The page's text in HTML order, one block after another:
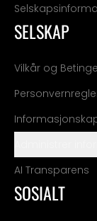
SELSKAP
Vilkår og
AI Transparens
SOSIALT